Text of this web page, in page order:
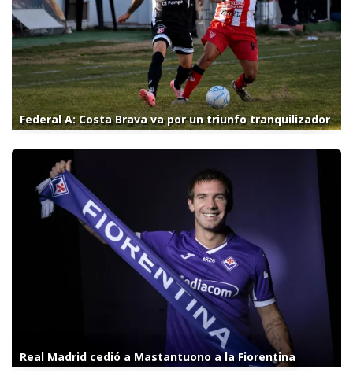
Federal A: Costa Brava va por un triunfo tranquilizador
Real Madrid cedió a Mastantuono a la Fiorentina